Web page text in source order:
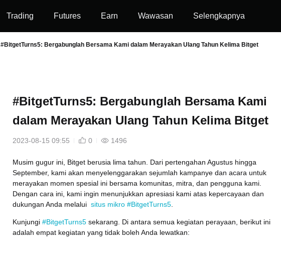
Trading Futures Earn Wawasan Selengkapnya
#BitgetTurns5: Bergabunglah Bersama Kami dalam Merayakan Ulang Tahun Kelima Bitget
#BitgetTurns5: Bergabunglah Bersama Kami
dalam Merayakan Ulang Tahun Kelima Bitget
2023-08-15 09:55 0 1496
Musim gugur ini, Bitget berusia lima tahun. Dari pertengahan Agustus hingga
September, kami akan menyelenggarakan sejumlah kampanye dan acara untuk
merayakan momen spesial ini bersama komunitas, mitra, dan pengguna kami.
Dengan cara ini, kami ingin menunjukkan apresiasi kami atas kepercayaan dan
dukungan Anda melalui situs mikro #BitgetTurns5
Kunjungi #BitgetTurns5 sekarang. Di antara semua kegiatan perayaan, berikut ini
adalah empat kegiatan yang tidak boleh Anda lewatkan: